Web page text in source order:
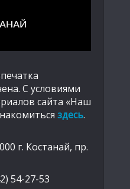
С условиями
сайта «Наш
здесь.
г. Костанай, пр.
54-27-53